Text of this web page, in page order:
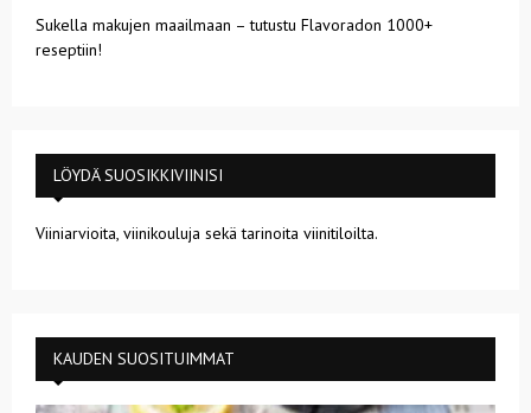
Sukella makujen maailmaan – tutustu Flavoradon 1000+
reseptiin!
LÖYDÄ SUOSIKKIVIINISI
Viiniarvioita, viinikouluja sekä tarinoita viinitiloilta.
KAUDEN SUOSITUIMMAT